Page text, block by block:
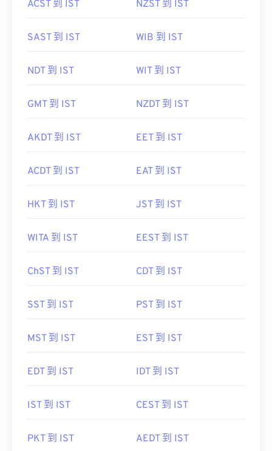
ACST 到 IST NZST 到 IST
SAST 到 IST WIB 到 IST
NDT 到 IST WIT 到 IST
GMT 到 IST NZDT 到 IST
AKDT 到 IST EET 到 IST
ACDT 到 IST EAT 到 IST
HKT 到 IST JST 到 IST
WITA 到 IST EEST 到 IST
ChST 到 IST CDT 到 IST
SST 到 IST PST 到 IST
MST 到 IST EST 到 IST
EDT 到 IST IDT 到 IST
IST 到 IST CEST 到 IST
PKT 到 IST AEDT 到 IST